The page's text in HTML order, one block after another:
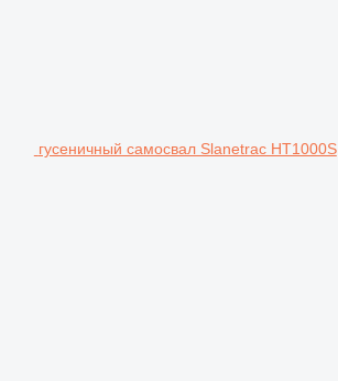
гусеничный самосвал Slanetrac HT1000S